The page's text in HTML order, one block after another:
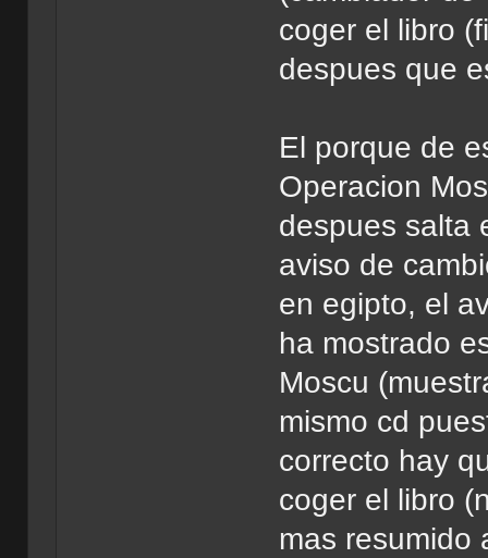
coger el libro
despues que
El porque de
Operacion
despues salta
aviso de
en egipto, el
ha mostrado
Moscu
mismo cd
correcto hay
coger el libro
mas resumido